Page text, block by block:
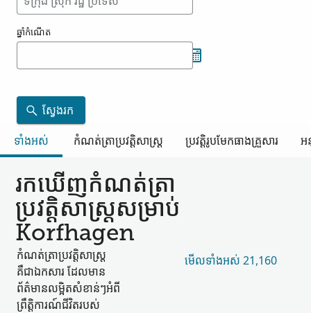
ឆ្នាំ​កំណើត
ស្វែងរក
ទាំងអស់
កំណត់ត្រា​ប្រវត្តិសាស្ត្រ ប្រវត្តិរូប​មែកធាង​គ្រួសារ អ
រកឃើញ​កំណត់ត្រា​
ប្រវត្តិសាស្ត្រ​សម្រាប់
Korfhagen
កំណត់ត្រា​ប្រវត្តិសាស្ត្រ​
គឺជា​ឯកសារ ដែល​មាន​
ព័ត៌មាន​លម្អិត​សំខាន់ៗ​អំពី​
ព្រឹត្តិការណ៍​ជីវិត​របស់​
មើល​ទាំងអស់ 21,160